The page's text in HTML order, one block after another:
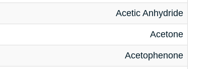
Acetic Anhydride
Acetone
Acetophenone